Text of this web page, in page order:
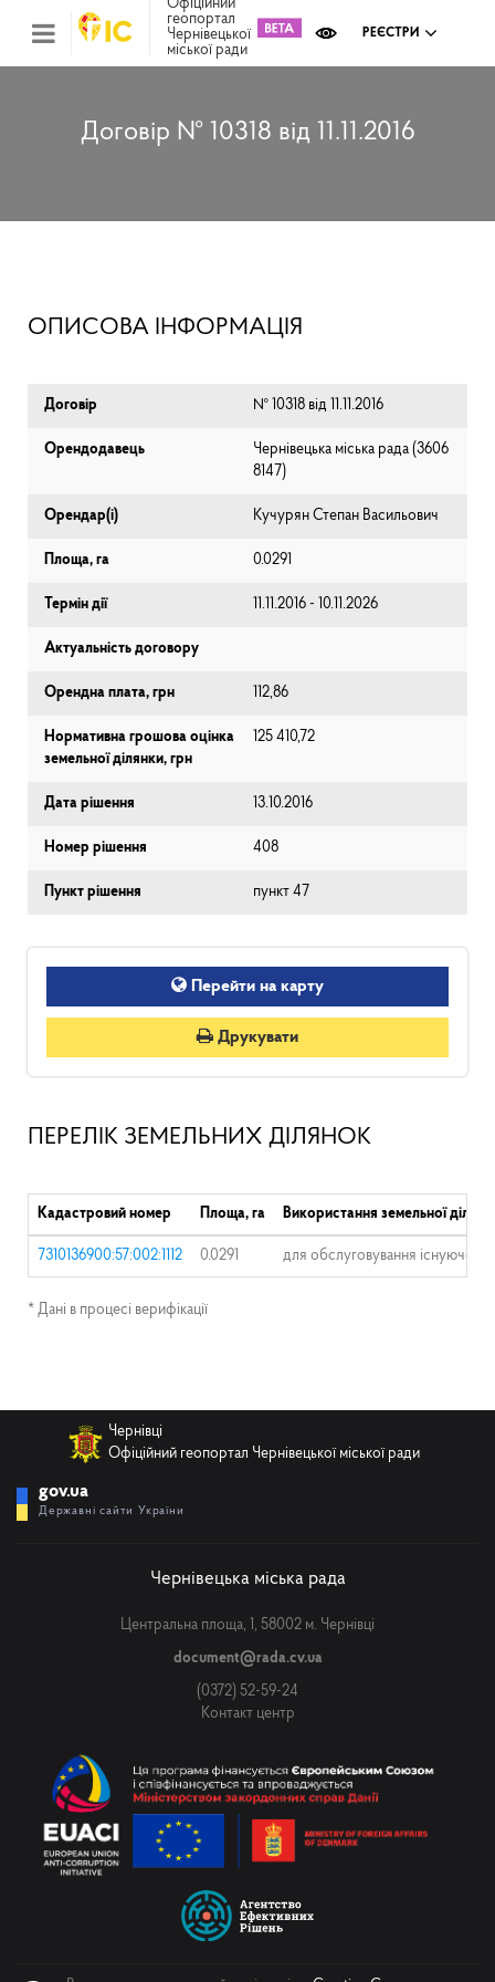
Офіційний
геопортал
Чернівецької
міської ради
РЕЄСТРИ
Договір № 10318 від 11.11.2016
ОПИСОВА ІНФОРМАЦІЯ
Договір № 10318 від 11.11.2016
Орендодавець
Чернівецька міська рада (⁨3606
8147⁩)
Орендар(і) Кучурян Степан Васильович
Площа, га 0.0291
Термін дії 11.11.2016 - 10.11.2026
Актуальність договору
Орендна плата, грн 112,86
Нормативна грошова оцінка
земельної ділянки, грн
125 410,72
Дата рішення 13.10.2016
Номер рішення 408
Пункт рішення пункт 47
Перейти на карту
Друкувати
ПЕРЕЛІК ЗЕМЕЛЬНИХ ДІЛЯНОК
Кадастровий номер Площа, га Використання земельної
7310136900:57:002:1112 0.0291 для обслуговування
* Дані в процесі верифікації
Чернівці
Офіційний геопортал Чернівецької міської ради
gov.ua
Державні сайти України
Чернівецька міська рада
Центральна площа, 1, 58002 м. Чернівці
document@rada.cv.ua
(0372) 52-59-24
Контакт центр